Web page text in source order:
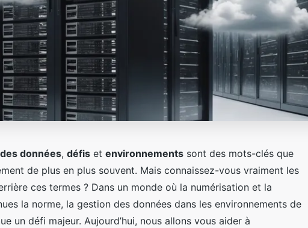
données, défis et environnements sont des mots-clés que
de plus en plus souvent. Mais connaissez-vous vraiment les
ces termes ? Dans un monde où la numérisation et la
la norme, la gestion des données dans les environnements de
un défi majeur. Aujourd’hui, nous allons vous aider à